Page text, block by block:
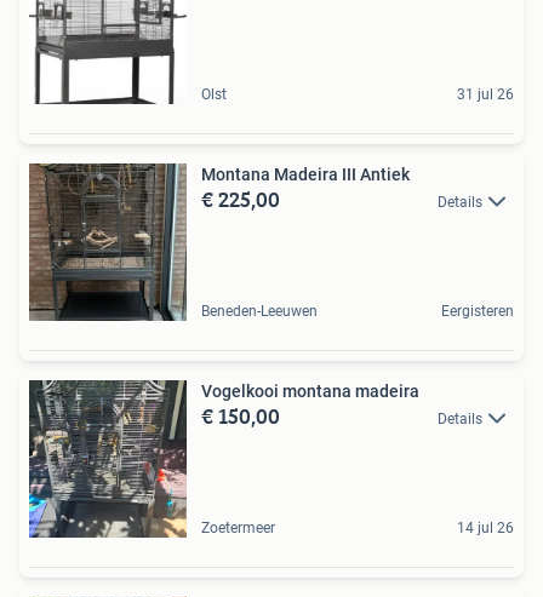
Olst 31 jul 26
Montana Madeira III Antiek
€ 225,00 Details
Beneden-Leeuwen Eergisteren
Vogelkooi montana madeira
€ 150,00 Details
Zoetermeer 14 jul 26